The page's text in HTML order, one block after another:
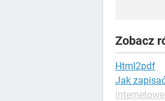
Zobacz
Html2pdf
Jak
internetowe